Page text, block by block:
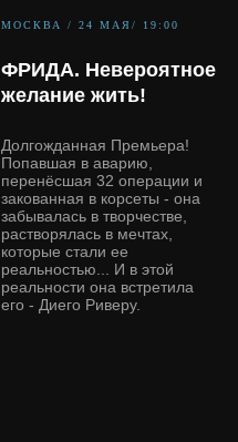
МОСКВА / 24 МАЯ/ 19:00
ФРИДА. Невероятное
желание жить!
Долгожданная Премьера!
Попавшая в аварию,
перенёсшая 32 операции и
закованная в корсеты - она
забывалась в творчестве,
растворялась в мечтах,
которые стали ее
реальностью... И в этой
реальности она встретила
его - Диего Риверу.